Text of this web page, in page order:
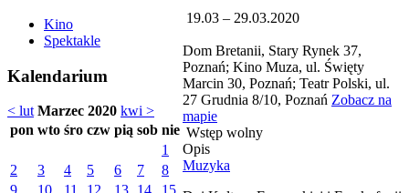
Kino
Spektakle
Kalendarium
< lut Marzec 2020 kwi >
pon wto śro czw pią sob nie
1
2
3 4 5 6 7
8
19.03 – 29.03.2020
Dom Bretanii, Stary Rynek 37,
Poznań; Kino Muza, ul. Święty
Marcin 30, Poznań; Teatr Polski, ul.
27 Grudnia 8/10, Poznań Zobacz na
mapie
Wstęp wolny
Opis
Muzyka